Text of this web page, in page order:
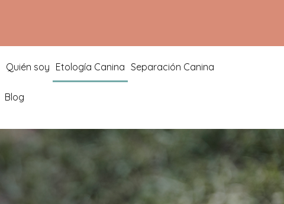
Quién soy Etología Canina Separación Canina
Blog